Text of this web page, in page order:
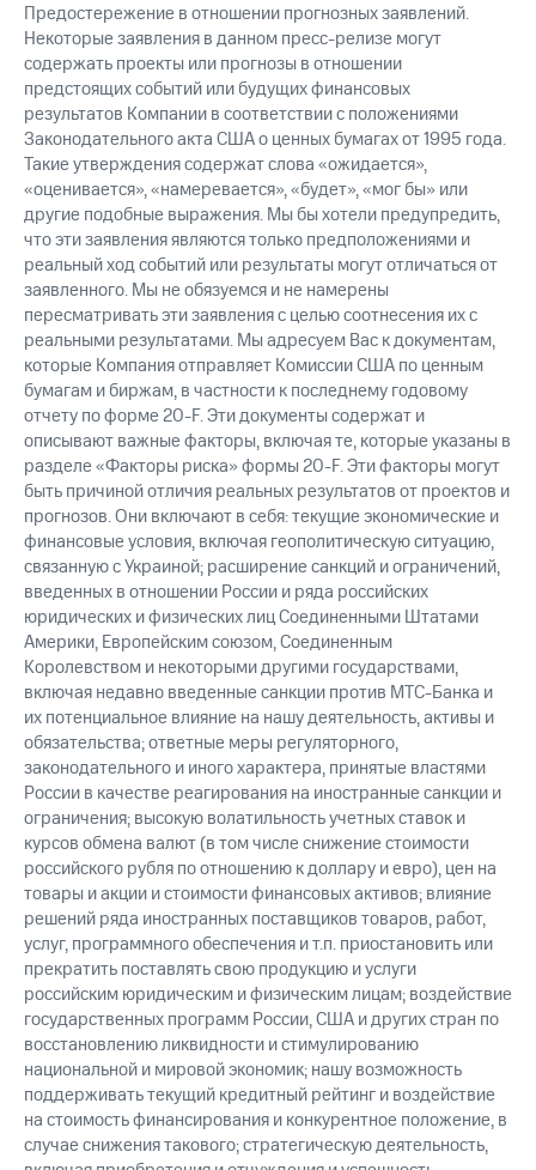
Предостережение в отношении прогнозных заявлений.
Некоторые заявления в данном пресс-релизе могут
содержать проекты или прогнозы в отношении
предстоящих событий или будущих финансовых
результатов Компании в соответствии с положениями
Законодательного акта США о ценных бумагах от 1995 года.
Такие утверждения содержат слова «ожидается»,
«оценивается», «намеревается», «будет», «мог бы» или
другие подобные выражения. Мы бы хотели предупредить,
что эти заявления являются только предположениями и
реальный ход событий или результаты могут отличаться от
заявленного. Мы не обязуемся и не намерены
пересматривать эти заявления с целью соотнесения их с
реальными результатами. Мы адресуем Вас к документам,
которые Компания отправляет Комиссии США по ценным
бумагам и биржам, в частности к последнему годовому
отчету по форме 20-F. Эти документы содержат и
описывают важные факторы, включая те, которые указаны в
разделе «Факторы риска» формы 20-F. Эти факторы могут
быть причиной отличия реальных результатов от проектов и
прогнозов. Они включают в себя: текущие экономические и
финансовые условия, включая геополитическую ситуацию,
связанную с Украиной; расширение санкций и ограничений,
введенных в отношении России и ряда российских
юридических и физических лиц Соединенными Штатами
Америки, Европейским союзом, Соединенным
Королевством и некоторыми другими государствами,
включая недавно введенные санкции против МТС-Банка и
их потенциальное влияние на нашу деятельность, активы и
обязательства; ответные меры регуляторного,
законодательного и иного характера, принятые властями
России в качестве реагирования на иностранные санкции и
ограничения; высокую волатильность учетных ставок и
курсов обмена валют (в том числе снижение стоимости
российского рубля по отношению к доллару и евро), цен на
товары и акции и стоимости финансовых активов; влияние
решений ряда иностранных поставщиков товаров, работ,
услуг, программного обеспечения и т.п. приостановить или
прекратить поставлять свою продукцию и услуги
российским юридическим и физическим лицам; воздействие
государственных программ России, США и других стран по
восстановлению ликвидности и стимулированию
национальной и мировой экономик; нашу возможность
поддерживать текущий кредитный рейтинг и воздействие
на стоимость финансирования и конкурентное положение, в
случае снижения такового; стратегическую деятельность,